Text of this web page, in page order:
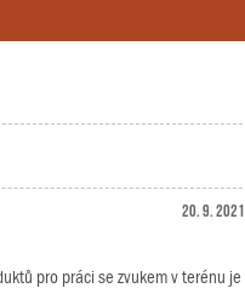
20. 9. 2021
pro práci se zvukem v terénu je